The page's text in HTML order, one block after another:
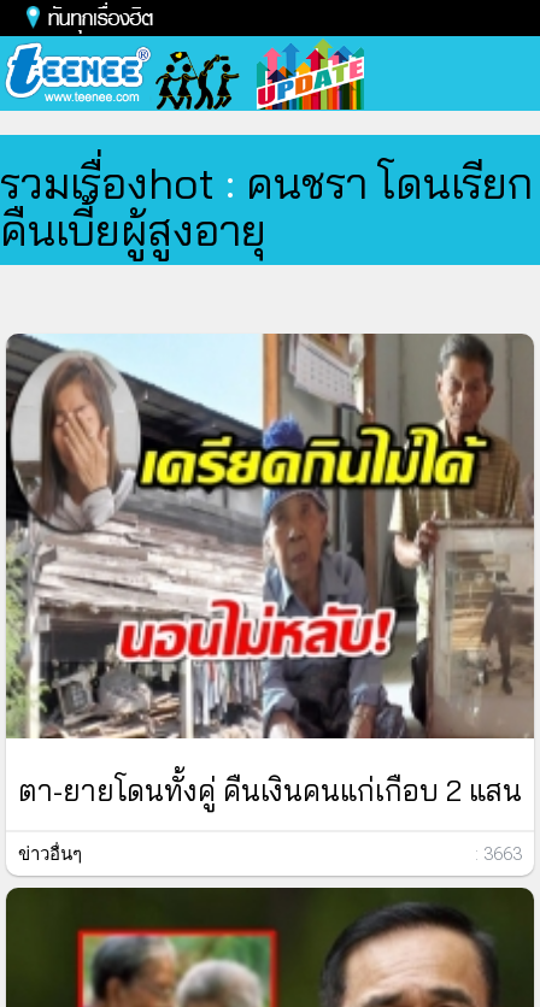
รวมเรื่องhot : คนชรา โดนเรียก
คืนเบี้ยผู้สูงอายุ
ตา-ยายโดนทั้งคู่ คืนเงินคนแก่เกือบ 2 แสน
ข่าวอื่นๆ : 3663